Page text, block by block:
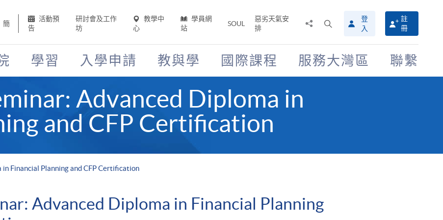
簡
活動預
告
研討會及工作
坊
教學中
心
學員網
站
SOUL
惡劣天氣安
排
搜
尋
介
面
登
入
註
冊
學習 入學申請 教與學 國際課程 服務大灣區 聯繫
Advanced Diploma in
and CFP Certification
Financial Planning and CFP Certification
Advanced Diploma in Financial Planning